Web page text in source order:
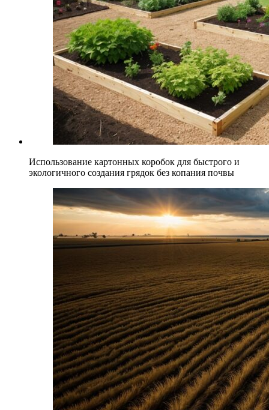
Использование картонных коробок для быстрого и
экологичного создания грядок без копания почвы